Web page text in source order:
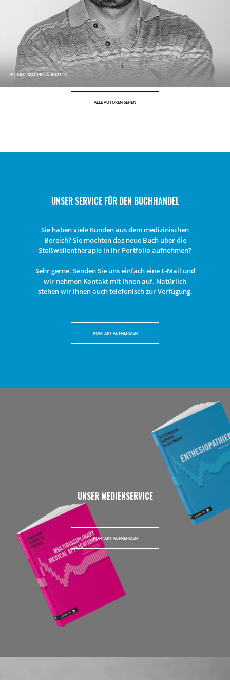
DR. MED. MAURICE A. ADATTO
ALLE AUTOREN SEHEN
UNSER SERVICE FÜR DEN BUCHHANDEL
Sie haben viele Kunden aus dem medizinischen
Bereich? Sie möchten das neue Buch über die
Stoßwellentherapie in Ihr Portfolio aufnehmen?
Sehr gerne. Senden Sie uns einfach eine E-Mail und
wir nehmen Kontakt mit Ihnen auf. Natürlich
stehen wir Ihnen auch telefonisch zur Verfügung.
KONTAKT AUFNEHMEN
UNSER MEDIENSERVICE
KONTAKT AUFNEHMEN